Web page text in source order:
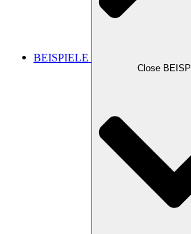
BEISPIELE
Close